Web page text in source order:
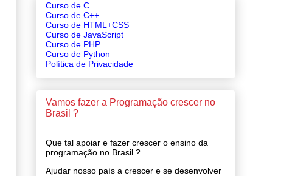
Curso de C
Curso de C++
Curso de HTML+CSS
Curso de JavaScript
Curso de PHP
Curso de Python
Política de Privacidade
Vamos fazer a Programação crescer no
Brasil ?
Que tal apoiar e fazer crescer o ensino da
programação no Brasil ?
Ajudar nosso país a crescer e se desenvolver